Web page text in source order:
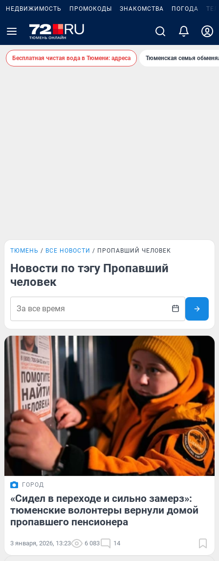
НЕДВИЖИМОСТЬ ПРОМОКОДЫ ЗНАКОМСТВА ПОГОДА
Бесплатная чистая вода в Тюмени: адреса Тюменская семья
ТЮМЕНЬ ВСЕ НОВОСТИ ПРОПАВШИЙ ЧЕЛОВЕК
Новости по тэгу Пропавший
человек
ГОРОД
«Сидел в переходе и сильно замерз»:
тюменские волонтеры вернули домой
пропавшего пенсионера
3 января, 2026, 13:23 6 083 14